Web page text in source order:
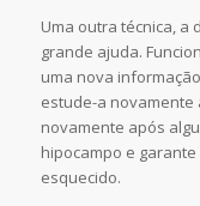
Uma outra técnica, a
grande ajuda.
uma nova
estude-a novamente
novamente após
hipocampo e
esquecido.